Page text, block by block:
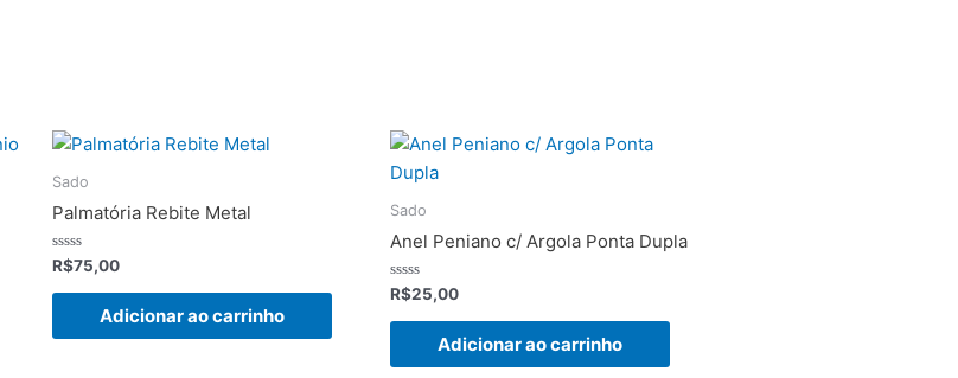
Sado
Palmatória Rebite Metal
Avaliação
0
de
R$75,00
Adicionar ao carrinho
Sado
Anel Peniano c/ Argola Ponta Dupla
Avaliação
0
de
R$25,00
Adicionar ao carrinho